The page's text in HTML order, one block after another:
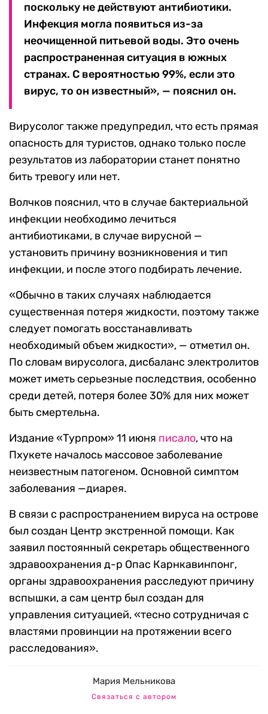
поскольку не действуют антибиотики.
Инфекция могла появиться из-за
неочищенной питьевой воды. Это очень
распространенная ситуация в южных
странах. С вероятностью 99%, если это
вирус, то он известный», — пояснил он.
Вирусолог также предупредил, что есть прямая
опасность для туристов, однако только после
результатов из лаборатории станет понятно
бить тревогу или нет.
Волчков пояснил, что в случае бактериальной
инфекции необходимо лечиться
антибиотиками, в случае вирусной —
установить причину возникновения и тип
инфекции, и после этого подбирать лечение.
«Обычно в таких случаях наблюдается
существенная потеря жидкости, поэтому также
следует помогать восстанавливать
необходимый объем жидкости», — отметил он.
По словам вирусолога, дисбаланс электролитов
может иметь серьезные последствия, особенно
среди детей, потеря более 30% для них может
быть смертельна.
Издание «Турпром» 11 июня писало, что на
Пхукете началось массовое заболевание
неизвестным патогеном. Основной симптом
заболевания —диарея.
В связи с распространением вируса на острове
был создан Центр экстренной помощи. Как
заявил постоянный секретарь общественного
здравоохранения д-р Опас Карнкавинпонг,
органы здравоохранения расследуют причину
вспышки, а сам центр был создан для
управления ситуацией, «тесно сотрудничая с
властями провинции на протяжении всего
расследования».
Мария Мельникова
Связаться с автором